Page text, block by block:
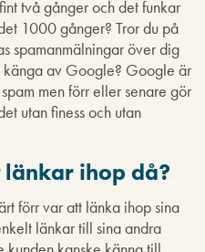
två gånger och det funkar
1000 gånger? Tror du på
spamanmälningar över dig
känga av Google? Google är
men förr eller senare gör
utan finess och utan
ihop då?
förr var att länka ihop sina
länkar till sina andra